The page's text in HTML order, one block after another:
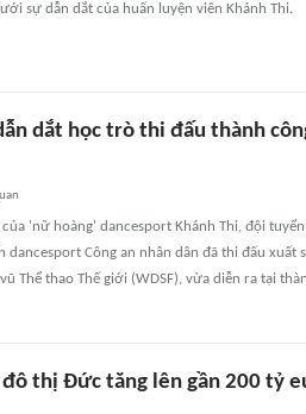
sự dẫn dắt của huấn luyện viên Khánh Thi.
dắt học trò thi đấu thành
'nữ hoàng' dancesport Khánh Thi, đội
dancesport Công an nhân dân đã thi đấu xuất
Thể thao Thế giới (WDSF), vừa diễn ra tại
đô thị Đức tăng lên gần 200 tỷ